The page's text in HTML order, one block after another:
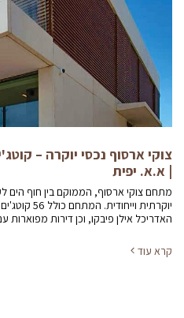
צוקי ארסוף נכסי יוקרה –
| א.א. יפית
מתחם צוקי ארסוף, הממוקם בין חוף הים
יוקרתית וייחודית.
האדריכל אילן פיבקו, וכן דירות מפוארות עם
קרא עוד